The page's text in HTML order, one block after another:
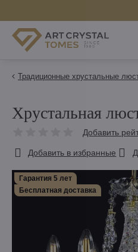
Традиционные хрустальные
Гарантия 5 лет
Бесплатная доставка
Хрустальная
Добавить
Добавить в избранные